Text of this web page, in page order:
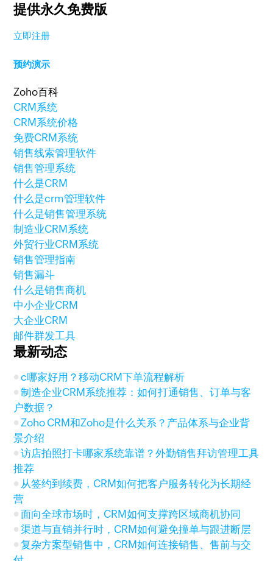
提供永久免费版
立即注册
预约演示
Zoho百科
CRM系统
CRM系统价格
免费CRM系统
销售线索管理软件
销售管理系统
什么是CRM
什么是crm管理软件
什么是销售管理系统
制造业CRM系统
外贸行业CRM系统
销售管理指南
销售漏斗
什么是销售商机
中小企业CRM
大企业CRM
邮件群发工具
最新动态
c哪家好用？移动CRM下单流程解析
制造企业CRM系统推荐：如何打通销售、订单与客
户数据？
Zoho CRM和Zoho是什么关系？产品体系与企业背
景介绍
访店拍照打卡哪家系统靠谱？外勤销售拜访管理工具
推荐
从签约到续费，CRM如何把客户服务转化为长期经
营
面向全球市场时，CRM如何支撑跨区域商机协同
渠道与直销并行时，CRM如何避免撞单与跟进断层
复杂方案型销售中，CRM如何连接销售、售前与交